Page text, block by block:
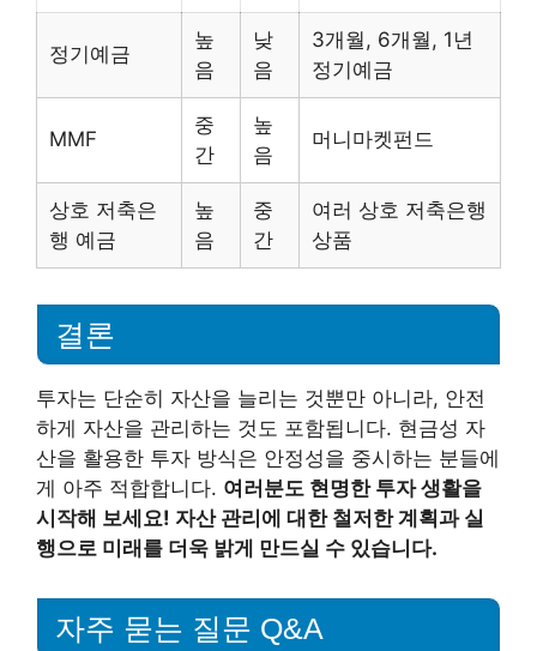
정기예금
높
음
낮
음
3개월, 6개월, 1년
정기예금
MMF
중
간
높
음
머니마켓펀드
상호 저축은
행 예금
높
음
중
간
여러 상호 저축은행
상품
결론
투자는 단순히 자산을 늘리는 것뿐만 아니라, 안전
하게 자산을 관리하는 것도 포함됩니다. 현금성 자
산을 활용한 투자 방식은 안정성을 중시하는 분들에
게 아주 적합합니다. 여러분도 현명한 투자 생활을
시작해 보세요! 자산 관리에 대한 철저한 계획과 실
행으로 미래를 더욱 밝게 만드실 수 있습니다.
자주 묻는 질문 Q&A